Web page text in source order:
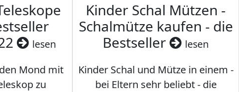
lesen
Mond mit
zu
Kinder Schal Mützen -
Schalmütze kaufen - die
Bestseller
lesen
Kinder Schal und Mütze in einem -
bei Eltern sehr beliebt - die